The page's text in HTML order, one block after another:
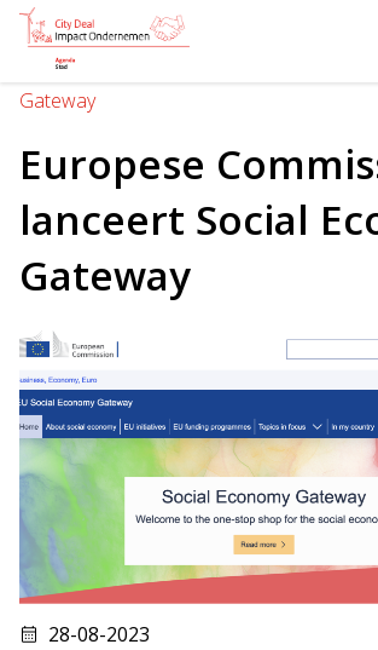
Home>
Gateway
Europese
lanceert Social
Gateway
28-08-2023